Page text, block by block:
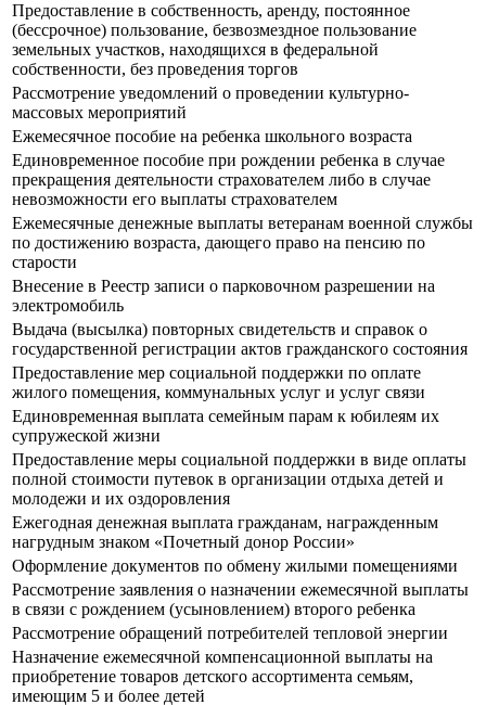
Предоставление в собственность, аренду, постоянное
(бессрочное) пользование, безвозмездное пользование
земельных участков, находящихся в федеральной
собственности, без проведения торгов
Рассмотрение уведомлений о проведении культурно-
массовых мероприятий
Ежемесячное пособие на ребенка школьного возраста
Единовременное пособие при рождении ребенка в случае
прекращения деятельности страхователем либо в случае
невозможности его выплаты страхователем
Ежемесячные денежные выплаты ветеранам военной службы
по достижению возраста, дающего право на пенсию по
старости
Внесение в Реестр записи о парковочном разрешении на
электромобиль
Выдача (высылка) повторных свидетельств и справок о
государственной регистрации актов гражданского состояния
Предоставление мер социальной поддержки по оплате
жилого помещения, коммунальных услуг и услуг связи
Единовременная выплата семейным парам к юбилеям их
супружеской жизни
Предоставление меры социальной поддержки в виде оплаты
полной стоимости путевок в организации отдыха детей и
молодежи и их оздоровления
Ежегодная денежная выплата гражданам, награжденным
нагрудным знаком «Почетный донор России»
Оформление документов по обмену жилыми помещениями
Рассмотрение заявления о назначении ежемесячной выплаты
в связи с рождением (усыновлением) второго ребенка
Рассмотрение обращений потребителей тепловой энергии
Назначение ежемесячной компенсационной выплаты на
приобретение товаров детского ассортимента семьям,
имеющим 5 и более детей